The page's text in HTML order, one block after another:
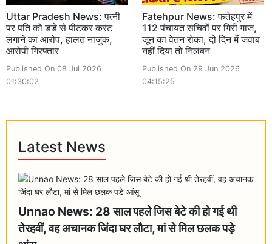
Uttar Pradesh News: पत्नी
पर पति को डंडे से पीटकर करंट
लगाने का आरोप, हालत नाजुक,
आरोपी गिरफ्तार
Published On 08 Jul 2026
01:30:02
Fatehpur News: फतेहपुर में
112 पंचायत सचिवों पर गिरी गाज,
जून का वेतन रोका, दो दिन में जवाब
नहीं दिया तो निलंबन
Published On 29 Jun 2026
04:15:25
Latest News
Unnao News: 28 साल पहले जिस बेटे की हो गई थी
तेरहवीं, वह अचानक जिंदा घर लौटा, मां से मिल छलक पड़े